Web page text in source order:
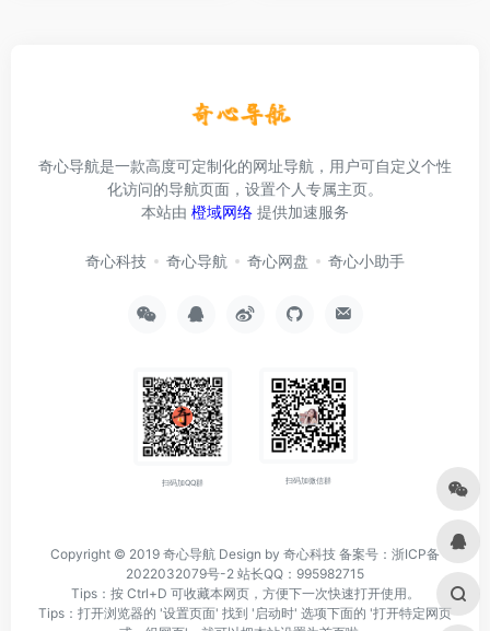
奇心导航是一款高度可定制化的网址导航，用户可自定义个性
化访问的导航页面，设置个人专属主页。
本站由 橙域网络 提供加速服务
奇心科技 奇心导航 奇心网盘 奇心小助手
扫码加QQ群 扫码加微信群
Copyright © 2019 奇心导航 Design by 奇心科技 备案号：浙ICP备
2022032079号-2 站长QQ：995982715
Tips：按 Ctrl+D 可收藏本网页，方便下一次快速打开使用。
Tips：打开浏览器的 '设置页面' 找到 '启动时' 选项下面的 '打开特定网页